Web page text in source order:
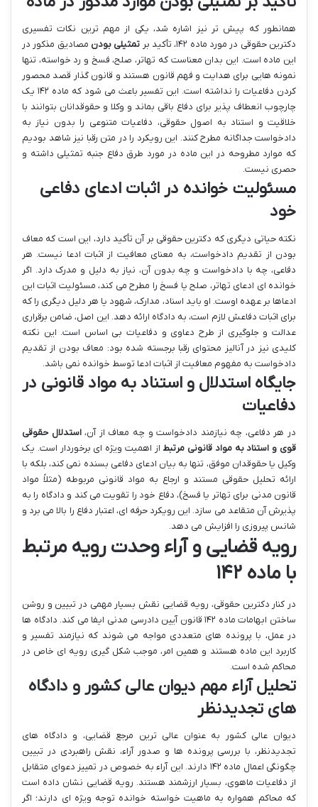
همانطور که پیش تر نیز اشاره شد، یکی از مهم ترین نکات تفسیری
دکترین حقوقی در مورد ماده ۱۴۲، تأکید بر
تمثیلی بودن مصادیق مذکور در
این ماده است. این بدان معناست که تهاتر، صلح، فسخ و رد خواسته، تنها
نمونه هایی برای هدایت و فهم قانون هستند و قانون گذار قصد محصور
کردن دفاعیات را نداشته است. این تفسیر باعث می شود که ماده ۱۴۲ یک
چارچوب انعطاف پذیر برای دفاع باقی بماند و وکلا و حقوقدانان بتوانند با
خلاقیت و استناد به اصول حقوقی، دفاعیات متنوعی را بدون نیاز به
دادخواست جداگانه مطرح کنند. این رویکرد را در متن رقبا نیز شاهد بودیم
که موارد مطروحه در این ماده در مورد طرق دفاع جنبه تمثیلی داشته و
حصری نیست.
مسئولیت خوانده در اثبات ادعای دفاعی
خود
نکته حیاتی دیگری که دکترین حقوقی بر آن تأکید دارد، این است که معاف
بودن از تقدیم دادخواست، به معنای معافیت از اثبات ادعا نیست. هر
دفاعی، چه با دادخواست و چه بدون آن، نیاز به دلیل و مدرک دارد. اگر
خوانده ای ادعای تهاتر، صلح یا فسخ را مطرح می کند، مسئولیت اثبات این
ادعاها بر عهده اوست. او باید اسناد، مدارک، شهود یا هر دلیل دیگری را که
برای اثبات دفاعش لازم است، به دادگاه ارائه دهد. این اصل، ضامن برقراری
عدالت و جلوگیری از طرح دعاوی و دفاعیات بی اساس است. این نکته
کلیدی نیز در آنالیز محتوای رقبا برجسته شده بود: معاف بودن از تقدیم
دادخواست به مفهوم معافیت از اثبات ادعا توسط خوانده نمی باشد.
جایگاه استدلال و استناد به مواد قانونی در
دفاعیات
در هر دفاعی، چه نیازمند دادخواست و چه معاف از آن،استدلال حقوقی
قوی و استناد به مواد قانونی مرتبط از اهمیت ویژه ای برخوردار است. یک
وکیل یا حقوقدان موفق، تنها به بیان ادعای دفاعی بسنده نمی کند، بلکه با
ارائه تحلیل حقوقی مستند و ارجاع به مواد قانونی مربوطه (مثلاً مواد
قانون مدنی برای تهاتر یا فسخ)، دفاع خود را تقویت می کند و دادگاه را به
پذیرش آن متقاعد می سازد. این رویکرد حرفه ای، اعتبار دفاع را بالا می برد و
شانس پیروزی را افزایش می دهد.
رویه قضایی و آراء وحدت رویه مرتبط
با ماده ۱۴۲
در کنار دکترین حقوقی، رویه قضایی نقش بسیار مهمی در تبیین و روشن
ساختن ابهامات ماده ۱۴۲ قانون آیین دادرسی مدنی ایفا می کند. دادگاه ها
در عمل، با پرونده های متعددی مواجه می شوند که نیازمند تفسیر و
کاربرد این ماده هستند و همین امر، موجب شکل گیری رویه ای خاص در
محاکم شده است.
تحلیل آراء مهم دیوان عالی کشور و دادگاه
های تجدیدنظر
دیوان عالی کشور به عنوان عالی ترین مرجع قضایی، و دادگاه های
تجدیدنظر، با بررسی پرونده ها و صدور آراء، نقش راهبردی در تبیین
چگونگی اعمال ماده ۱۴۲ دارند. این آراء به خصوص در تمییز دعوای متقابل
از دفاعیات ماهوی، بسیار ارزشمند هستند. رویه قضایی نشان داده است
که محاکم همواره به ماهیت خواسته خوانده توجه ویژه ای دارند؛ اگر